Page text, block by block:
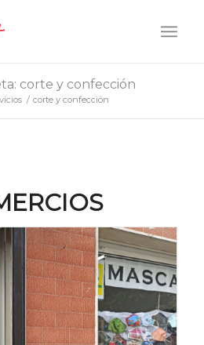
corte y confección
/ corte y confección